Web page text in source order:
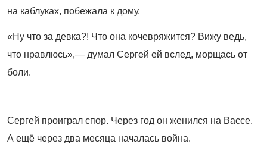
на каблуках, побежала к дому.
«Ну что за девка?! Что она кочевряжится? Вижу ведь,
что нравлюсь»,— думал Сергей ей вслед, морщась от
боли.
Сергей проиграл спор. Через год он женился на Вассе.
А ещё через два месяца началась война.